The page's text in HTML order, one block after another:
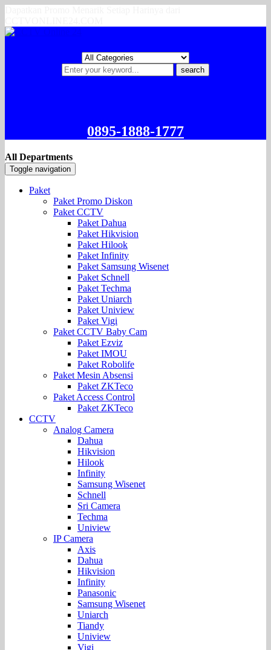
search
0895-1888-1777
All Departments
Toggle navigation
Paket
Paket Promo Diskon
Paket CCTV
Paket Dahua
Paket Hikvision
Paket Hilook
Paket Infinity
Paket Samsung Wisenet
Paket Schnell
Paket Techma
Paket Uniarch
Paket Uniview
Paket Vigi
Paket CCTV Baby Cam
Paket Ezviz
Paket IMOU
Paket Robolife
Paket Mesin Absensi
Paket ZKTeco
Paket Access Control
Paket ZKTeco
CCTV
Analog Camera
Dahua
Hikvision
Hilook
Infinity
Samsung Wisenet
Schnell
Sri Camera
Techma
Uniview
IP Camera
Axis
Dahua
Hikvision
Infinity
Panasonic
Samsung Wisenet
Uniarch
Tiandy
Uniview
Vigi